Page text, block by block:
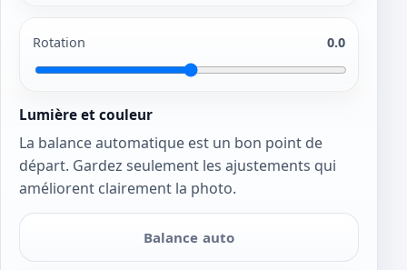
Rotation 0.0
Lumière et couleur
La balance automatique est un bon point de
départ. Gardez seulement les ajustements qui
améliorent clairement la photo.
Balance auto